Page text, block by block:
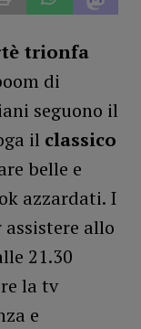
trionfa
di
seguono il
il classico
belle e
azzardati. I
allo
21.30
la tv
e